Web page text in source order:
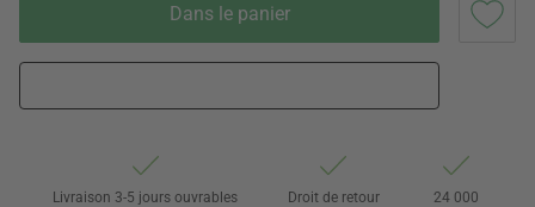
Dans le panier
Livraison 3-5 jours ouvrables
Droit de retour
24 000